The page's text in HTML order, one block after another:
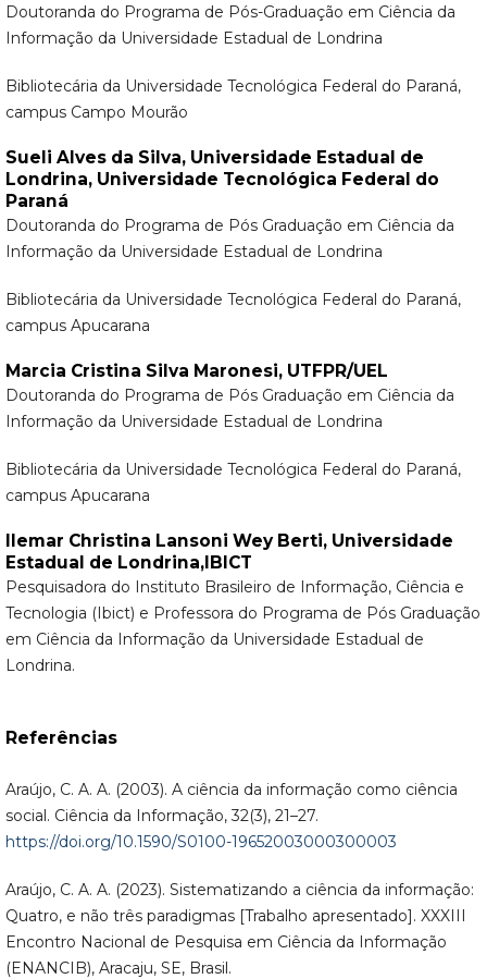
Doutoranda do Programa de Pós-Graduação em Ciência da
Informação da Universidade Estadual de Londrina
Bibliotecária da Universidade Tecnológica Federal do Paraná,
campus Campo Mourão
Sueli Alves da Silva, Universidade Estadual de
Londrina, Universidade Tecnológica Federal do
Paraná
Doutoranda do Programa de Pós Graduação em Ciência da
Informação da Universidade Estadual de Londrina
Bibliotecária da Universidade Tecnológica Federal do Paraná,
campus Apucarana
Marcia Cristina Silva Maronesi, UTFPR/UEL
Doutoranda do Programa de Pós Graduação em Ciência da
Informação da Universidade Estadual de Londrina
Bibliotecária da Universidade Tecnológica Federal do Paraná,
campus Apucarana
Ilemar Christina Lansoni Wey Berti, Universidade
Estadual de Londrina,IBICT
Pesquisadora do Instituto Brasileiro de Informação, Ciência e
Tecnologia (Ibict) e Professora do Programa de Pós Graduação
em Ciência da Informação da Universidade Estadual de
Londrina.
Referências
Araújo, C. A. A. (2003). A ciência da informação como ciência
social. Ciência da Informação, 32(3), 21–27.
https://doi.org/10.1590/S0100-19652003000300003
Araújo, C. A. A. (2023). Sistematizando a ciência da informação:
Quatro, e não três paradigmas [Trabalho apresentado]. XXXIII
Encontro Nacional de Pesquisa em Ciência da Informação
(ENANCIB), Aracaju, SE, Brasil.